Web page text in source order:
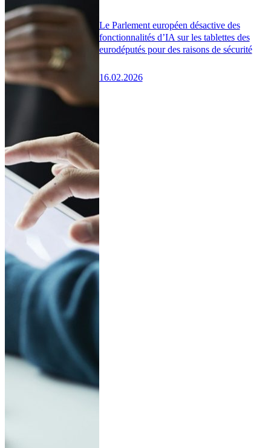
Le Parlement européen désactive des
fonctionnalités d’IA sur les tablettes des
eurodéputés pour des raisons de sécurité
16.02.2026